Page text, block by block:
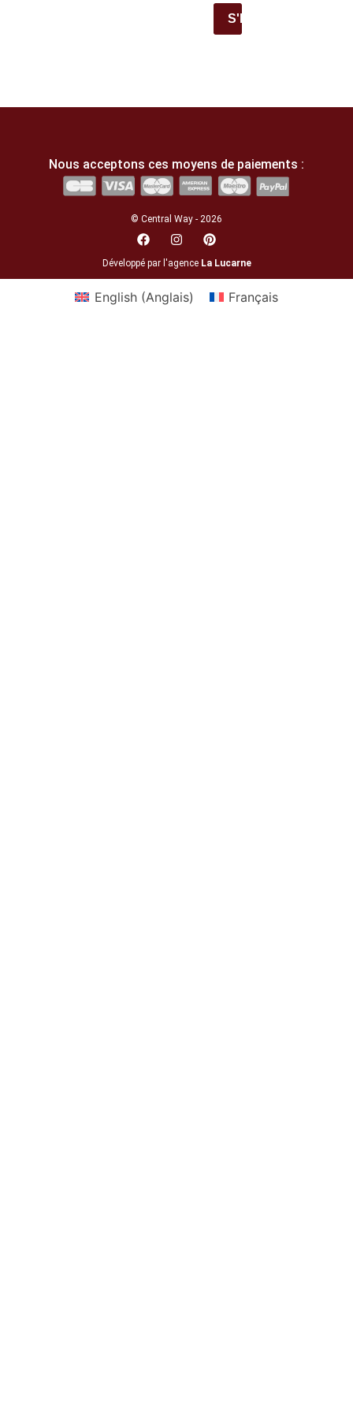
S'INSCRIRE
Nous acceptons ces moyens de paiements :
© Central Way - 2026
Développé par l'agence La Lucarne
English(Anglais) Français